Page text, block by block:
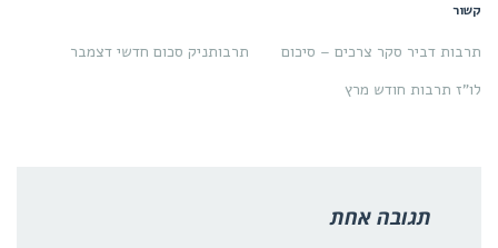
קשור
תרבות דביר סקר צרכים – סיכום
תרבותניק סכום חדשי דצמבר
לו"ז תרבות חודש מרץ
תגובה אחת